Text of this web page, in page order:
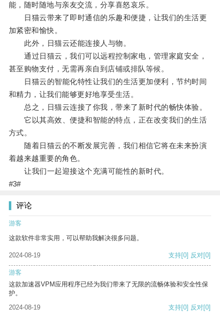
能，随时随地与亲友交流，分享喜怒哀乐。
日猫云带来了即时通信的乐趣和便捷，让我们的生活更
加紧密和愉快。
此外，日猫云还能连接人与物。
通过日猫云，我们可以远程控制家电，管理家庭安全，
甚至购物支付，无需再亲自到店铺或排队等候。
日猫云的智能化特性让我们的生活更加便利，节约时间
和精力，让我们能够更好地享受生活。
总之，日猫云连接了你我，带来了新时代的畅快体验。
它以其高效、便捷和智能的特点，正在改变我们的生活
方式。
随着日猫云的不断发展完善，我们相信它将在未来扮演
着越来越重要的角色。
让我们一起迎接这个充满可能性的新时代。
#3#
评论
游客
这款软件非常实用，可以帮助我解决很多问题。
2024-08-19 支持[0] 反对[0]
游客
这款加速器VPM应用程序已经为我们带来了无限的流畅体验和安全性保
护。
2024-08-19
支持[0] 反对[0]